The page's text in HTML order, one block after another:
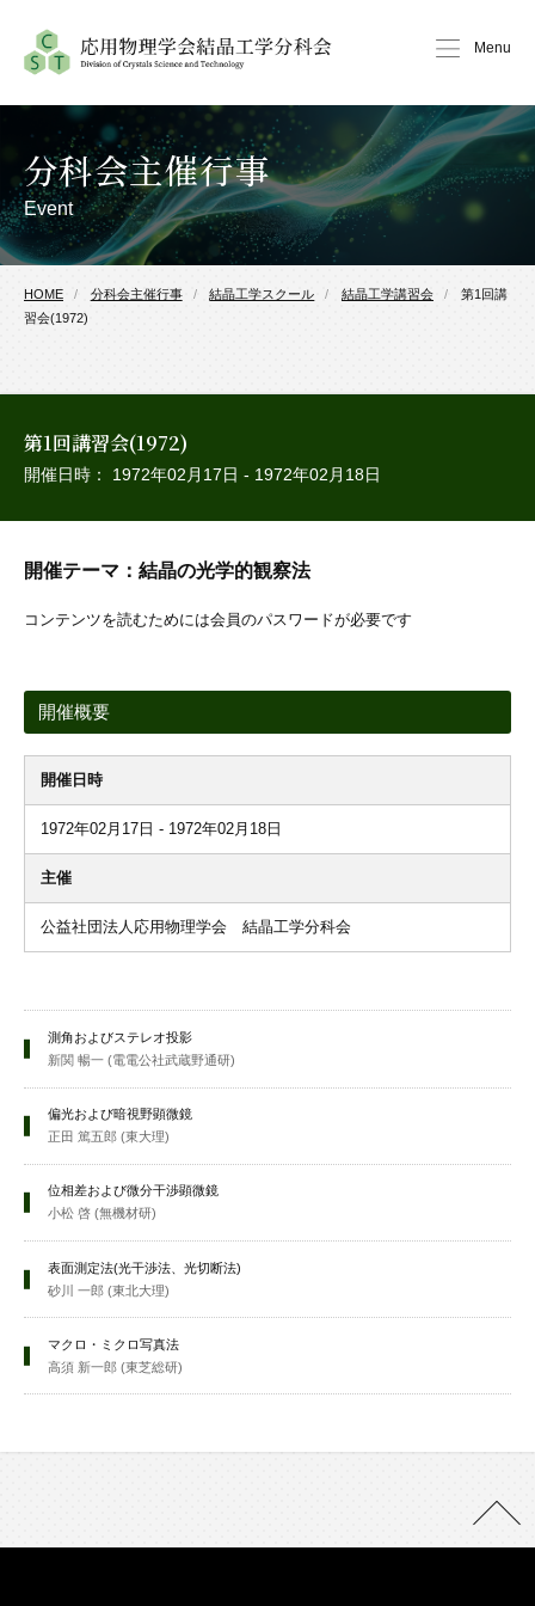
Menu
Event
分科会主催行事
HOME 分科会主催行事 結晶工学スクール 結晶工学講習会
第1回講
習会(1972)
第1回講習会(1972)
開催日時： 1972年02月17日 - 1972年02月18日
開催テーマ：結晶の光学的観察法
コンテンツを読むためには会員のパスワードが必要です
開催概要
開催日時
1972年02月17日 - 1972年02月18日
主催
公益社団法人応用物理学会 結晶工学分科会
測角およびステレオ投影
新関 暢一 (電電公社武蔵野通研)
偏光および暗視野顕微鏡
正田 篤五郎 (東大理)
位相差および微分干渉顕微鏡
小松 啓 (無機材研)
表面測定法(光干渉法、光切断法)
砂川 一郎 (東北大理)
マクロ・ミクロ写真法
高須 新一郎 (東芝総研)